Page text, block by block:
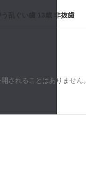
う乱ぐい歯 13歳 非抜歯
されることはありません。